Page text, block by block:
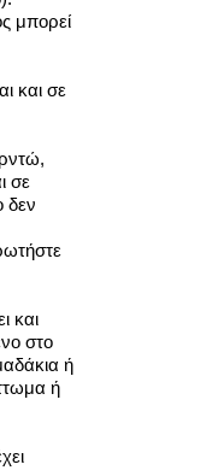
μπορεί
και σε
σε
δεν
και
στο
ή
ή